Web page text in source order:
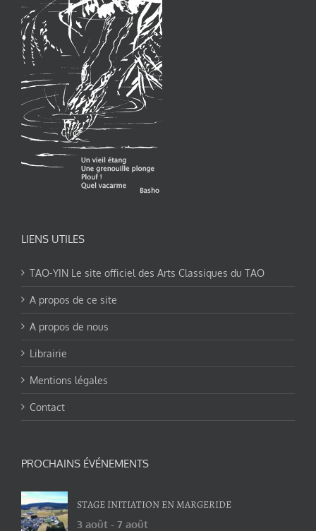
LIENS UTILES
TAO-YIN Le site officiel des Arts Classiques du TAO
A propos de ce site
A propos de nous
Librairie
Mentions légales
Contact
PROCHAINS ÉVÉNEMENTS
STAGE INITIATION EN MARGERIDE
3 août - 7 août